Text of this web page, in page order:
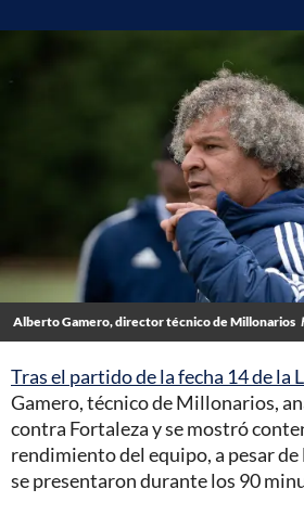
Alberto Gamero, director técnico de Millonarios
Tras el partido de la fecha 14 de la
Gamero, técnico de Millonarios,
contra Fortaleza y se mostró
rendimiento del equipo, a pesar
se presentaron durante los 90